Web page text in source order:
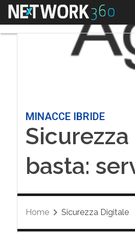
Menu
MINACCE IBRIDE
basta:
Home Sicurezza Digitale